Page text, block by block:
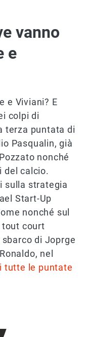
vanno
e
e Viviani? E
colpi di
terza puntata di
Pasqualin, già
nonché
del calcio.
sulla strategia
Start-Up
nonché sul
tout court
di Joprge
nel
tutte le puntate